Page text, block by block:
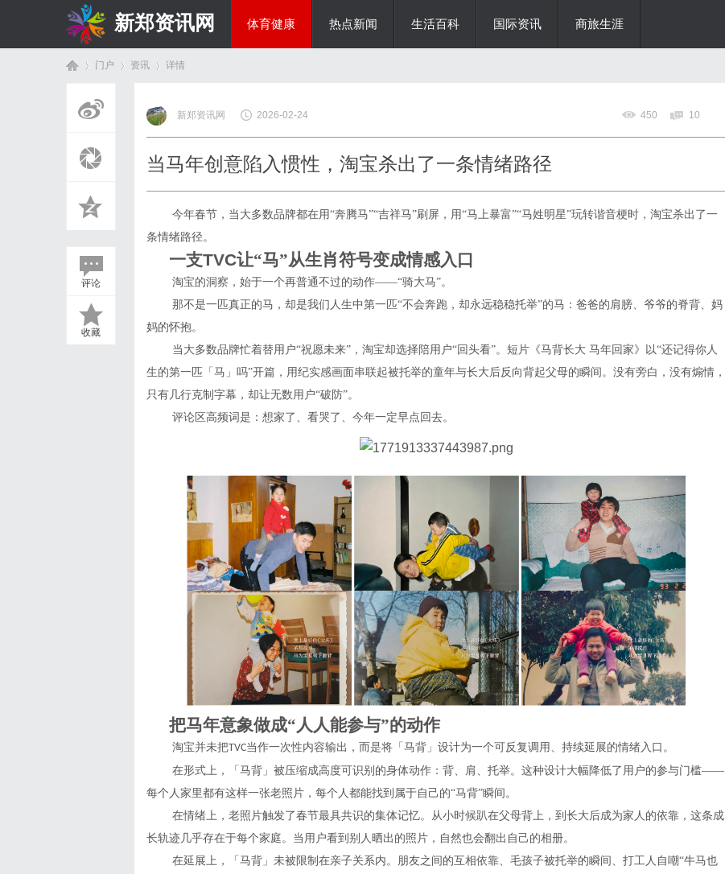
新郑资讯网 体育健康 热点新闻 生活百科 国际资讯 商旅生涯
门户 资讯
›
详情
评论
收藏
新郑资讯网 2026-02-24 450 10
当马年创意陷入惯性，淘宝杀出了一条情绪路径
今年春节，当大多数品牌都在用“奔腾马”“吉祥马”刷屏，用“马上暴富”“马姓明星”玩转谐音梗时，淘宝杀出了一
条情绪路径。
一支TVC让“马”从生肖符号变成情感入口
淘宝的洞察，始于一个再普通不过的动作——“骑大马”。
那不是一匹真正的马，却是我们人生中第一匹“不会奔跑，却永远稳稳托举”的马：爸爸的肩膀、爷爷的脊背、妈
妈的怀抱。
当大多数品牌忙着替用户“祝愿未来”，淘宝却选择陪用户“回头看”。短片《马背长大 马年回家》以“还记得你人
生的第一匹「马」吗”开篇，用纪实感画面串联起被托举的童年与长大后反向背起父母的瞬间。没有旁白，没有煽情，
只有几行克制字幕，却让无数用户“破防”。
评论区高频词是：想家了、看哭了、今年一定早点回去。
把马年意象做成“人人能参与”的动作
淘宝并未把TVC当作一次性内容输出，而是将「马背」设计为一个可反复调用、持续延展的情绪入口。
在形式上，「马背」被压缩成高度可识别的身体动作：背、肩、托举。这种设计大幅降低了用户的参与门槛——
每个人家里都有这样一张老照片，每个人都能找到属于自己的“马背”瞬间。
在情绪上，老照片触发了春节最具共识的集体记忆。从小时候趴在父母背上，到长大后成为家人的依靠，这条成
长轨迹几乎存在于每个家庭。当用户看到别人晒出的照片，自然也会翻出自己的相册。
在延展上，「马背」未被限制在亲子关系内。朋友之间的互相依靠、毛孩子被托举的瞬间、打工人自嘲“牛马也